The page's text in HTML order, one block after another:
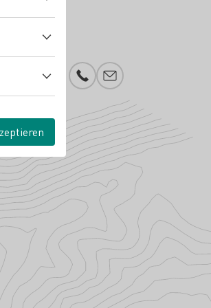
Telefonnummer
E-Mail-Adresse